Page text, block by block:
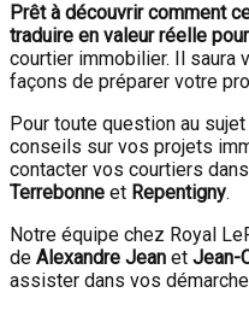
Prêt à découvrir comment
traduire en valeur réelle
courtier immobilier. Il saura
façons de préparer votre
Pour toute question au
conseils sur vos projets
contacter vos courtiers
Terrebonne et Repentigny.
Notre équipe chez Royal
de Alexandre Jean et Jean-
assister dans vos